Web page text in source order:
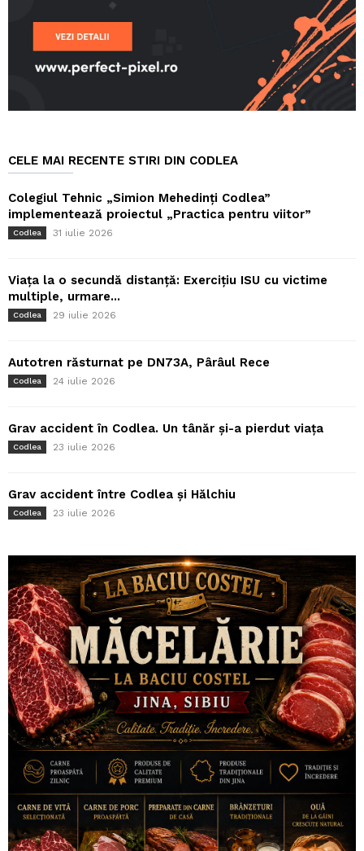
CELE MAI RECENTE STIRI DIN CODLEA
Colegiul Tehnic „Simion Mehedinți Codlea”
implementează proiectul „Practica pentru viitor”
Codlea 31 iulie 2026
Viața la o secundă distanță: Exercițiu ISU cu victime
multiple, urmare...
Codlea 29 iulie 2026
Autotren răsturnat pe DN73A, Pârâul Rece
Codlea 24 iulie 2026
Grav accident în Codlea. Un tânăr și-a pierdut viața
Codlea 23 iulie 2026
Grav accident între Codlea și Hălchiu
Codlea 23 iulie 2026